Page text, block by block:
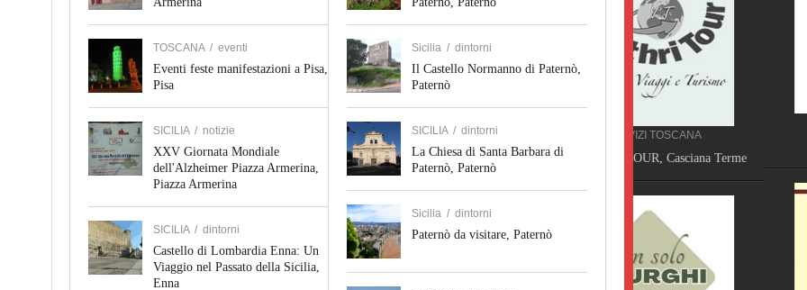
TOSCANA / eventi
Eventi feste manifestazioni a Pisa,
Pisa
SICILIA / notizie
XXV Giornata Mondiale
dell'Alzheimer Piazza Armerina,
Piazza Armerina
SICILIA / dintorni
Castello di Lombardia Enna: Un
Viaggio nel Passato della Sicilia,
Enna
Sicilia / dintorni
Il Castello Normanno di Paternò,
Paternò
SICILIA / dintorni
La Chiesa di Santa Barbara di
Paternò, Paternò
Sicilia / dintorni
Paternò da visitare, Paternò
SERVIZI TOSCANA
VELATHRI TOUR, Casciana Terme